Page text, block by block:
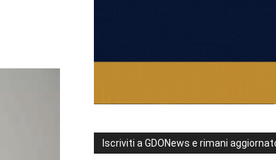
Iscriviti a GDONews e rimani